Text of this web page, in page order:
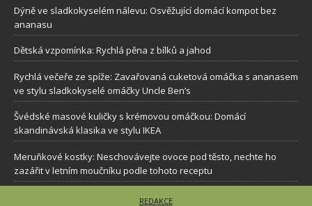
Dýně ve sladkokyselém nálevu: Osvěžující domácí kompot bez
ananasu
Dětská vzpomínka: Rychlá pěna z bílků a jahod
Rychlá večeře ze spíže: Zavařovaná cuketová omáčka s ananasem
ve stylu sladkokyselé omáčky Uncle Ben’s
Švédské masové kuličky s krémovou omáčkou: Domácí
skandinávská klasika ve stylu IKEA
Meruňkové kostky: Neschovávejte ovoce pod těsto, nechte ho
zazářit v letním moučníku podle tohoto receptu
REDAKCE